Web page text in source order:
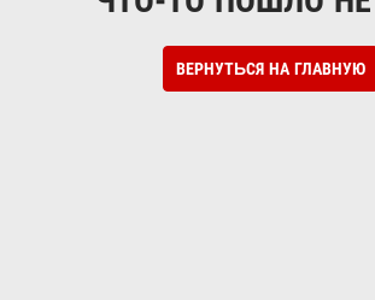
ВЕРНУТЬСЯ НА ГЛАВНУЮ